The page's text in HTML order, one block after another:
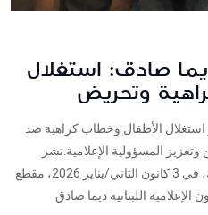
صادق: استغلال
وتحريض
استغلال الأطفال وخطاب كراهية ضد
المسؤولية الإعلامية.نشر
الحساب Monialhajjsb على تيك توك، في 3 كانون الثاني/يناير 2026، مقطع
اللبنانية ديما صادق